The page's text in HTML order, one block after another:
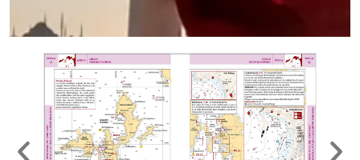
compagna Paola per poter veleggiare
anche nei periodi a terra. Nel 2013
Maladroxia. Dopo aver girovagato per
molti anni nel Tirreno, viaggia ora in
Mediterraneo con l’intento di esplorare
baie e perlustrare porti e approdi.